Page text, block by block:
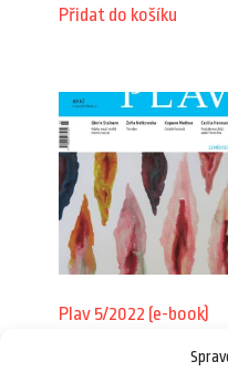
Přidat do košíku
Plav 5/2022 (e-book)